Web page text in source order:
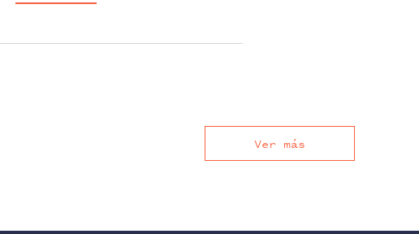
Ver más